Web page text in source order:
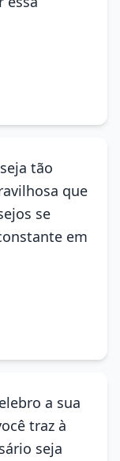
tão
que
se
em
a sua
traz à
seja